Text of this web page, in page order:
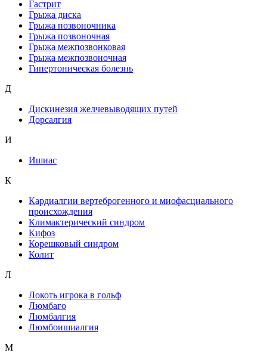
Гастрит
Грыжа диска
Грыжа позвоночника
Грыжа позвоночная
Грыжа межпозвонковая
Грыжа межпозвоночная
Гипертоническая болезнь
Д
Дискинезия желчевыводящих путей
Дорсалгия
И
Ишиас
К
Кардиалгии вертеброгенного и миофасциального
происхождения
Климактерический синдром
Кифоз
Корешковый синдром
Колит
Л
Локоть игрока в гольф
Люмбаго
Люмбалгия
Люмбоишиалгия
М